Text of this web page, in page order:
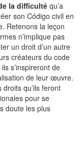
la difficulté qu’a
son Código civil en
Retenons la leçon
n’implique pas
un droit d’un autre
créateurs du code
s’inspireront de
de leur œuvre.
qu’ils feront
pour se
doute les plus